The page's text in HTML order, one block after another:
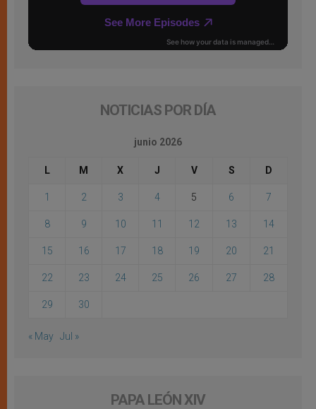
NOTICIAS POR DÍA
junio 2026
L M X J V S D
1 2 3 4 5 6 7
8 9 10 11 12 13 14
15 16 17 18 19 20 21
22 23 24 25 26 27 28
29 30
« May Jul »
PAPA LEÓN XIV